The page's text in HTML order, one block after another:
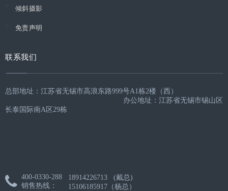
倾斜摄影
免责声明
联系我们
总部地址：江苏省无锡市高浪东路999号A1栋2楼（西）
办公地址：江苏省无锡市锡山区
长泰国际南A区29栋
 400-0330-288
销售热线：
18914226713 (戴总)
15106185917（杨总）